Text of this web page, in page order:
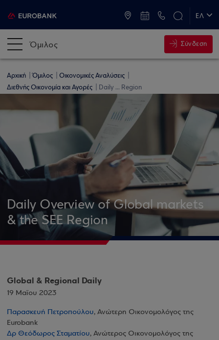
ΕΛ
Όμιλος Σύνδεση
Αρχική Όμιλος
Οικονομικές Αναλύσεις
Διεθνής Οικονομία και Αγορές
Daily ... Region
Daily Overview of Global markets
& the SEE Region
Global & Regional Daily
19 Μαΐου 2023
Παρασκευή Πετροπούλου, Ανώτερη Οικονομολόγος της
Eurobank
Δρ Θεόδωρος Σταματίου, Ανώτερος Οικονομολόγος της